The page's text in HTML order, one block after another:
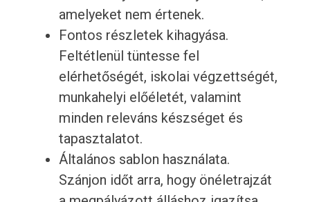
amelyeket nem értenek.
Fontos részletek kihagyása.
Feltétlenül tüntesse fel
elérhetőségét, iskolai végzettségét,
munkahelyi előéletét, valamint
minden releváns készséget és
tapasztalatot.
Általános sablon használata.
Szánjon időt arra, hogy önéletrajzát